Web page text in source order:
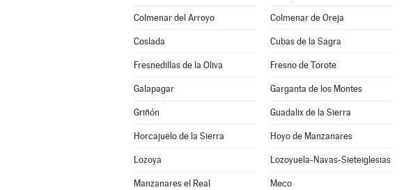
Colmenar del Arroyo Colmenar de Oreja
Coslada Cubas de la Sagra
Fresnedillas de la Oliva Fresno de Torote
Galapagar Garganta de los Montes
Griñón Guadalix de la Sierra
Horcajuelo de la Sierra Hoyo de Manzanares
Lozoya Lozoyuela-Navas-Sieteiglesias
Manzanares el Real Meco